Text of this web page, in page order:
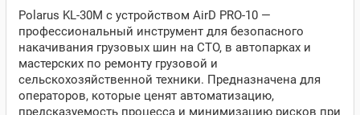
Polarus KL-30M с устройством AirD PRO-10 —
профессиональный инструмент для безопасного
накачивания грузовых шин на СТО, в автопарках и
мастерских по ремонту грузовой и
сельскохозяйственной техники. Предназначена для
операторов, которые ценят автоматизацию,
предсказуемость процесса и минимизацию рисков при